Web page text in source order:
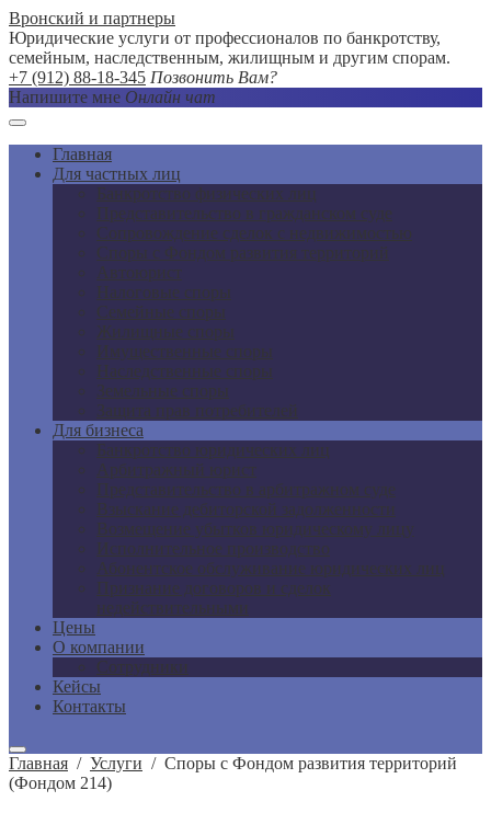
Вронский и партнеры
Юридические услуги от профессионалов по банкротству,
семейным, наследственным, жилищным и другим спорам.
+7 (912) 88-18-345 Позвонить Вам?
Напишите мне Онлайн чат
Главная
Для частных лиц
Банкротство физических лиц
Представительство в гражданском суде
Сопровождение сделок с недвижимостью
Споры с Фондом развития территорий
Автоюрист
Налоговые споры
Семейные споры
Жилищные споры
Имущественные споры
Наследственные споры
Земельные споры
Защита прав потребителей
Для бизнеса
Банкротство юридических лиц
Арбитражный юрист
Представительство в арбитражном суде
Взыскание дебиторской задолженности
Возмещение убытков юридическому лицу
Исполнительное производство
Абонентское обслуживание юридических лиц
Признание договоров и сделок
недействительными
Цены
О компании
Сотрудники
Кейсы
Контакты
Главная / Услуги / Споры с Фондом развития территорий
(Фондом 214)